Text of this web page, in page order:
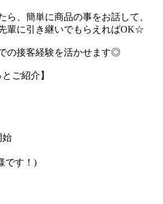
ら、簡単に商品の事をお話して、
輩に引き継いでもらえればOK☆
の接客経験を活かせます◎
ご紹介】
始
です！)